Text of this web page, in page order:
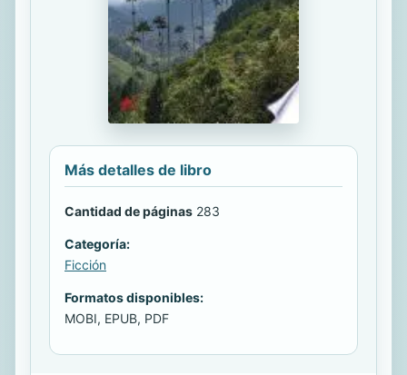
Más detalles de libro
Cantidad de páginas 283
Categoría:
Ficción
Formatos disponibles:
MOBI, EPUB, PDF